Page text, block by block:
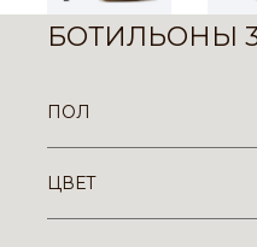
БОТИЛЬОНЫ
ПОЛ
ЦВЕТ